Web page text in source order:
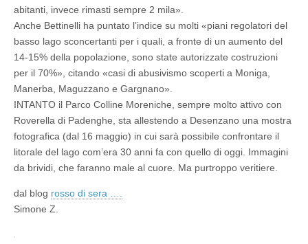
abitanti, invece rimasti sempre 2 mila».
Anche Bettinelli ha puntato l’indice su molti «piani regolatori del
basso lago sconcertanti per i quali, a fronte di un aumento del
14-15% della popolazione, sono state autorizzate costruzioni
per il 70%», citando «casi di abusivismo scoperti a Moniga,
Manerba, Maguzzano e Gargnano».
INTANTO il Parco Colline Moreniche, sempre molto attivo con
Roverella di Padenghe, sta allestendo a Desenzano una mostra
fotografica (dal 16 maggio) in cui sarà possibile confrontare il
litorale del lago com’era 30 anni fa con quello di oggi. Immagini
da brividi, che faranno male al cuore. Ma purtroppo veritiere.
dal blog rosso di sera ….
Simone Z.